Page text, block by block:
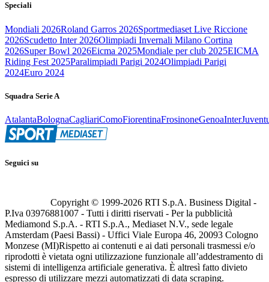
Speciali
Mondiali 2026Roland Garros 2026Sportmediaset Live Riccione
2026Scudetto Inter 2026Olimpiadi Invernali Milano Cortina
2026Super Bowl 2026Eicma 2025Mondiale per club 2025EICMA
Riding Fest 2025Paralimpiadi Parigi 2024Olimpiadi Parigi
2024Euro 2024
Squadra Serie A
AtalantaBolognaCagliariComoFiorentinaFrosinoneGenoaInter
Seguici su
Copyright © 1999-2026 RTI S.p.A. Business Digital -
P.Iva 03976881007 - Tutti i diritti riservati - Per la pubblicità
Mediamond S.p.A. - RTI S.p.A., Mediaset N.V., sede legale
Amsterdam (Paesi Bassi) - Uffici Viale Europa 46, 20093 Cologno
Monzese (MI)Rispetto ai contenuti e ai dati personali trasmessi e/o
riprodotti è vietata ogni utilizzazione funzionale all’addestramento di
sistemi di intelligenza artificiale generativa. È altresì fatto divieto
espresso di utilizzare mezzi automatizzati di data scraping.